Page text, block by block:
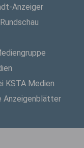
Anzeiger
KSTA Medien
Anzeigenblätter